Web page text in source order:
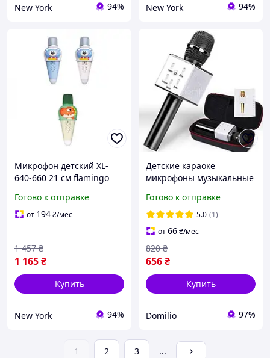
New York 94% New York 94%
Микрофон детский XL-
640-660 21 см flamingo
Готово к отправке
от 194₴/мес
1 165₴
1 457 ₴
Купить
New York 94%
Детские караоке
микрофоны музыкальные
караоке star voice q7
Микрофон детский
Готово к отправке
5.0 (1)
от66₴/мес
656₴
820 ₴
Купить
Domilio 97%
1 2 3 ...